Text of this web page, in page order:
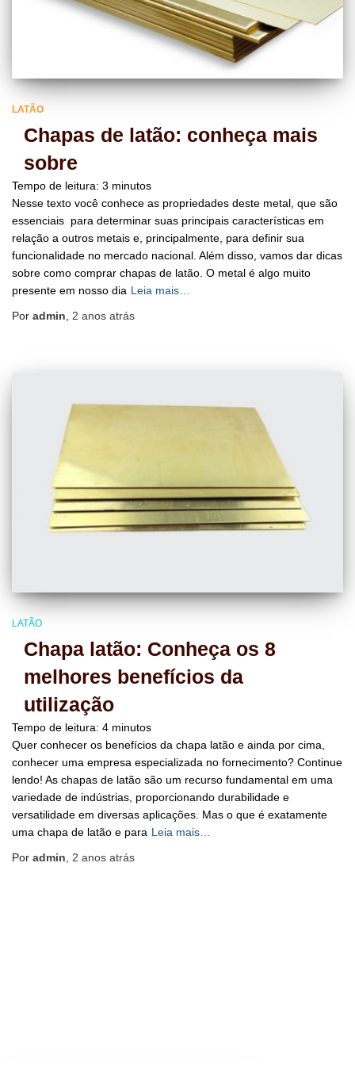
LATÃO
Chapas de latão: conheça mais
sobre
Tempo de leitura: 3 minutos
Nesse texto você conhece as propriedades deste metal, que são
essenciais para determinar suas principais características em
relação a outros metais e, principalmente, para definir sua
funcionalidade no mercado nacional. Além disso, vamos dar dicas
sobre como comprar chapas de latão. O metal é algo muito
presente em nosso dia Leia mais…
Por admin 2 anos atrás
LATÃO
Chapa latão: Conheça os 8
melhores benefícios da
utilização
Tempo de leitura: 4 minutos
Quer conhecer os benefícios da chapa latão e ainda por cima,
conhecer uma empresa especializada no fornecimento? Continue
lendo! As chapas de latão são um recurso fundamental em uma
variedade de indústrias, proporcionando durabilidade e
versatilidade em diversas aplicações. Mas o que é exatamente
uma chapa de latão e para Leia mais…
Por admin, 2 anos atrás